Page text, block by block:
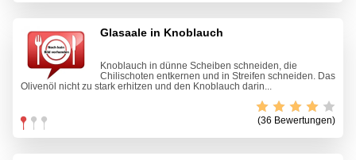
Glasaale in Knoblauch
Knoblauch in dünne Scheiben schneiden, die
Chilischoten entkernen und in Streifen schneiden. Das
Olivenöl nicht zu stark erhitzen und den Knoblauch darin...
(36 Bewertungen)